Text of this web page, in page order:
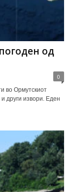
од
0
во Ормутскиот
други извори. Еден